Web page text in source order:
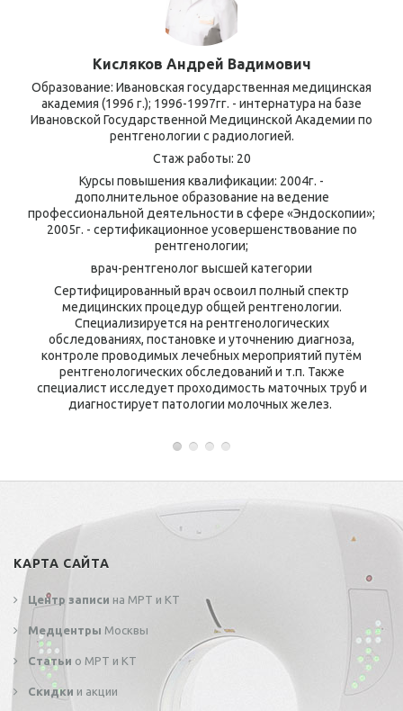
Кисляков Андрей Вадимович
Образование: Ивановская государственная медицинская
академия (1996 г.); 1996-1997гг. - интернатура на базе
Ивановской Государственной Медицинской Академии по
рентгенологии с радиологией.
Стаж работы: 20
Курсы повышения квалификации: 2004г. -
дополнительное образование на ведение
профессиональной деятельности в сфере «Эндоскопии»;
2005г. - сертификационное усовершенствование по
рентгенологии;
врач-рентгенолог высшей категории
Сертифицированный врач освоил полный спектр
медицинских процедур общей рентгенологии.
Специализируется на рентгенологических
обследованиях, постановке и уточнению диагноза,
контроле проводимых лечебных мероприятий путём
рентгенологических обследований и т.п. Также
специалист исследует проходимость маточных труб и
диагностирует патологии молочных желез.
КАРТА САЙТА
Центр записи на МРТ и КТ
Медцентры Москвы
Статьи о МРТ и КТ
Скидки и акции